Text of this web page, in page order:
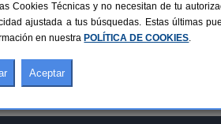
base de datos.
Cookies Técnicas y no necesitan de tu
ajustada a tus búsquedas. Estas últimas
en nuestra POLÍTICA DE COOKIES.